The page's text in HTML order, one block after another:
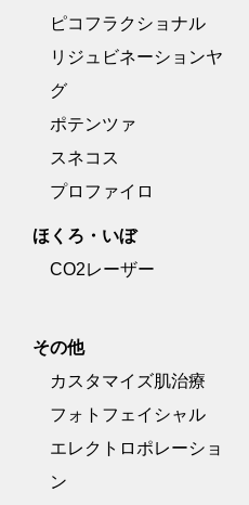
ピコフラクショナル
リジュビネーションヤ
グ
ポテンツァ
スネコス
プロファイロ
ほくろ・いぼ
CO2レーザー
その他
カスタマイズ肌治療
フォトフェイシャル
エレクトロポレーショ
ン